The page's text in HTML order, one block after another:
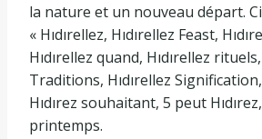
la nature et un nouveau départ.
« Hıdırellez, Hıdırellez Feast,
Hıdırellez quand, Hıdırellez rituels,
Traditions, Hıdırellez Signification,
Hıdırez souhaitant, 5 peut
printemps.